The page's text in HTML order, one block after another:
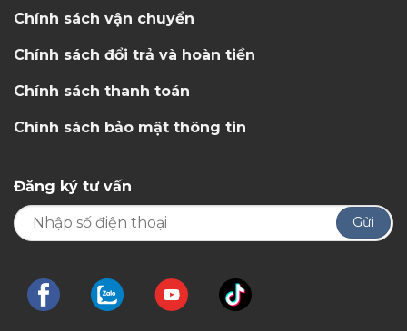
Chính sách vận chuyển
Chính sách đổi trả và hoàn tiền
Chính sách thanh toán
Chính sách bảo mật thông tin
Đăng ký tư vấn